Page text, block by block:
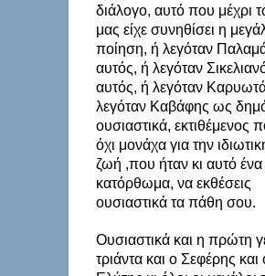
διάλογο, αυτό που μέχρι
μας είχε συνηθίσει η
ποίηση, ή λεγόταν
αυτός, ή λεγόταν
αυτός, ή λεγόταν
λεγόταν Καβάφης ως
ουσιαστικά, εκτιθέμενος
όχι μονάχα για την
ζωή ,που ήταν κι αυτό
κατόρθωμα, να εκθέσεις
ουσιαστικά τα πάθη σου.
Ουσιαστικά και η πρώτη
τριάντα και ο Σεφέρης και